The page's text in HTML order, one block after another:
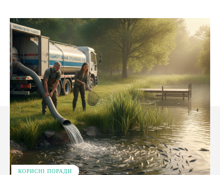
КОРИСНІ ПОРАДИ